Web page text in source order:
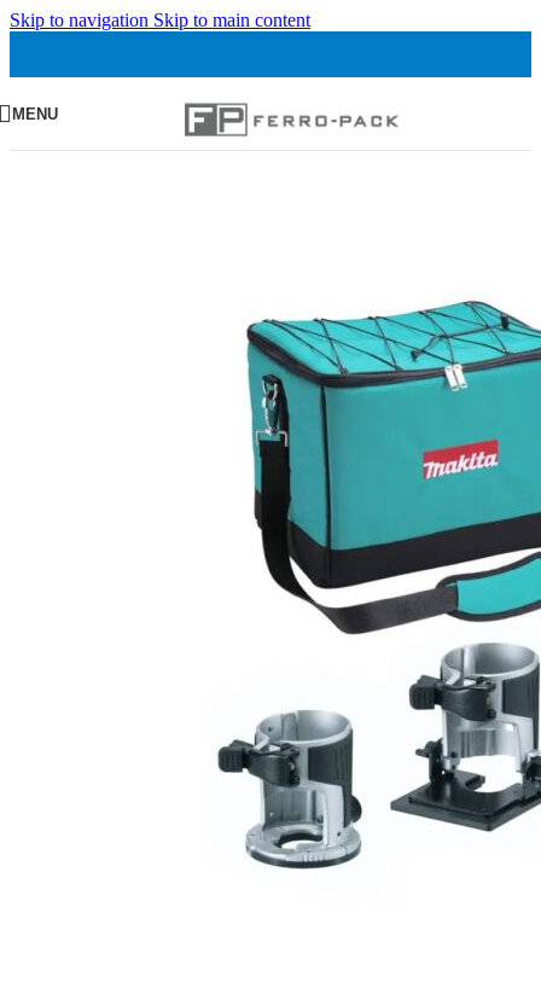
Skip to navigation Skip to main content
MENU